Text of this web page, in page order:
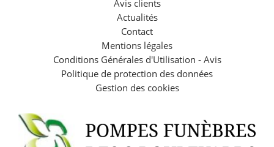
Avis clients
Actualités
Contact
Mentions légales
Conditions Générales d'Utilisation - Avis
Politique de protection des données
Gestion des cookies